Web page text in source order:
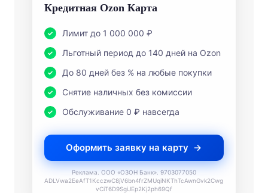
Кредитная Ozon Карта
Лимит до 1 000 000 ₽
Льготный период до 140 дней на Ozon
До 80 дней без % на любые покупки
Снятие наличных без комиссии
Обслуживание 0 ₽ навсегда
Оформить заявку на карту
Реклама. ООО «ОЗОН Банк». 9703077050
ADLVwa2EeAfT1KcczwC8jV6bn4frZMUqiNKThTcAwnGvk2Cwg
vCiT6D9SgiJEp2Kj2ph69Qf